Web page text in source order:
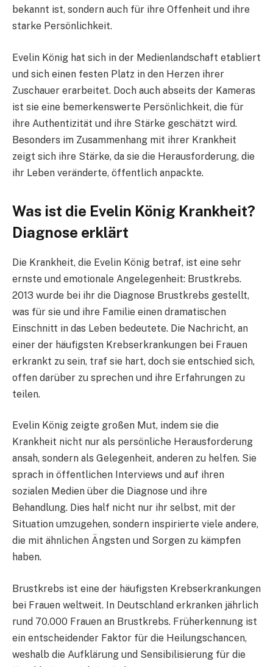
bekannt ist, sondern auch für ihre Offenheit und ihre
starke Persönlichkeit.
Evelin König hat sich in der Medienlandschaft etabliert
und sich einen festen Platz in den Herzen ihrer
Zuschauer erarbeitet. Doch auch abseits der Kameras
ist sie eine bemerkenswerte Persönlichkeit, die für
ihre Authentizität und ihre Stärke geschätzt wird.
Besonders im Zusammenhang mit ihrer Krankheit
zeigt sich ihre Stärke, da sie die Herausforderung, die
ihr Leben veränderte, öffentlich anpackte.
Was ist die Evelin König Krankheit?
Diagnose erklärt
Die Krankheit, die Evelin König betraf, ist eine sehr
ernste und emotionale Angelegenheit: Brustkrebs.
2013 wurde bei ihr die Diagnose Brustkrebs gestellt,
was für sie und ihre Familie einen dramatischen
Einschnitt in das Leben bedeutete. Die Nachricht, an
einer der häufigsten Krebserkrankungen bei Frauen
erkrankt zu sein, traf sie hart, doch sie entschied sich,
offen darüber zu sprechen und ihre Erfahrungen zu
teilen.
Evelin König zeigte großen Mut, indem sie die
Krankheit nicht nur als persönliche Herausforderung
ansah, sondern als Gelegenheit, anderen zu helfen. Sie
sprach in öffentlichen Interviews und auf ihren
sozialen Medien über die Diagnose und ihre
Behandlung. Dies half nicht nur ihr selbst, mit der
Situation umzugehen, sondern inspirierte viele andere,
die mit ähnlichen Ängsten und Sorgen zu kämpfen
haben.
Brustkrebs ist eine der häufigsten Krebserkrankungen
bei Frauen weltweit. In Deutschland erkranken jährlich
rund 70.000 Frauen an Brustkrebs. Früherkennung ist
ein entscheidender Faktor für die Heilungschancen,
weshalb die Aufklärung und Sensibilisierung für die